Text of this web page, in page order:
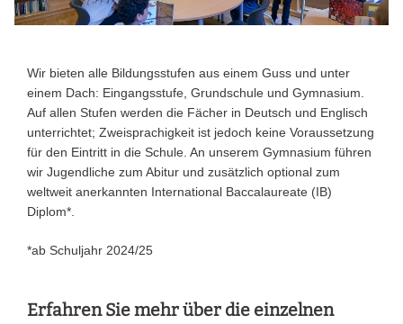
Wir bieten alle Bildungsstufen aus einem Guss und unter
einem Dach: Eingangsstufe, Grundschule und Gymnasium.
Auf allen Stufen werden die Fächer in Deutsch und Englisch
unterrichtet; Zweisprachigkeit ist jedoch keine Voraussetzung
für den Eintritt in die Schule. An unserem Gymnasium führen
wir Jugendliche zum Abitur und zusätzlich optional zum
weltweit anerkannten International Baccalaureate (IB)
Diplom*.
*ab Schuljahr 2024/25
Erfahren Sie mehr über die einzelnen